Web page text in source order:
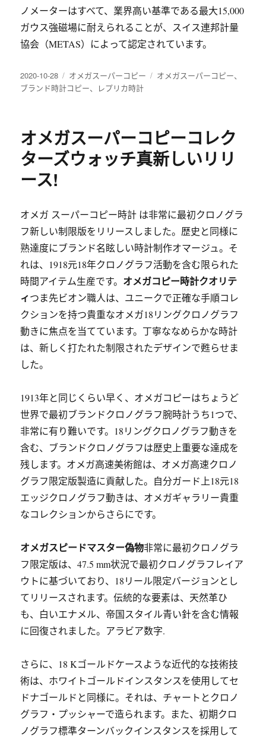
ノメーターはすべて、業界高い基準である最大15,000
ガウス強磁場に耐えられることが、スイス連邦計量
協会（METAS）によって認定されています。
发
布
2020-10-28
分
类
オメガスーパーコピー
标
オメガスーパーコピー、
ブランド時計コピー、 レプリカ時計
オメガスーパーコピーコレク
ターズウォッチ真新しいリリ
ース!
オメガ スーパーコピー時計 は非常に最初クロノグラ
フ新しい制限版をリリースしました。歴史と同様に
熟達度にブランド名眩しい時計制作オマージュ。そ
れは、1918元18年クロノグラフ活動を含む限られた
時間アイテム生産です。 オメガコピー時計クオリテ
ィつま先ビオン職人は、ユニークで正確な手順コレ
クションを持つ貴重なオメガ18リングクロノグラフ
動きに焦点を当てています。丁寧ななめらかな時計
は、新しく打たれた制限されたデザインで甦らせま
した。
1913年と同じくらい早く、オメガコピーはちょうど
世界で最初ブランドクロノグラフ腕時計うち1つで、
非常に有り難いです。18リングクロノグラフ動きを
含む、ブランドクロノグラフは歴史上重要な達成を
残します。オメガ高速美術館は、オメガ高速クロノ
グラフ限定版製造に貢献した。自分ガード上18元18
エッジクロノグラフ動きは、オメガギャラリー貴重
なコレクションからさらにです。
オメガスピードマスター偽物非常に最初クロノグラ
フ限定版は、47.5 mm状況で最初クロノグラフレイア
ウトに基づいており、18リール限定バージョンとし
てリリースされます。伝統的な要素は、天然革ひ
も、白いエナメル、帝国スタイル青い針を含む情報
に回復されました。アラビア数字.
さらに、18 Kゴールドケースような近代的な技術技
術は、ホワイトゴールドインスタンスを使用してセ
ドナゴールドと同様に。それは、チャートとクロノ
グラフ・プッシャーで造られます。また、初期クロ
ノグラフ標準ターンバックインスタンスを採用して